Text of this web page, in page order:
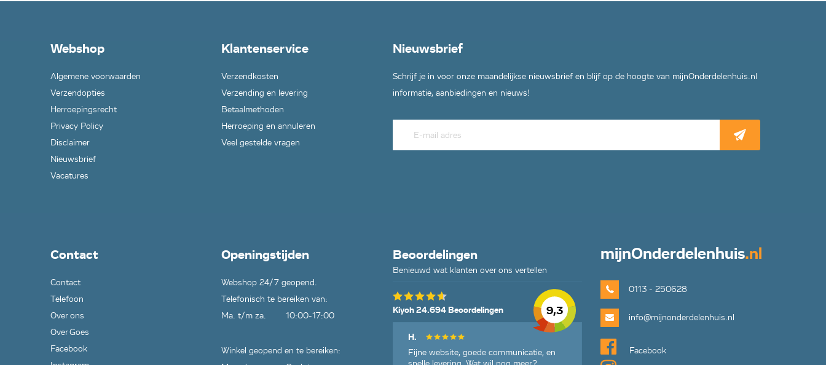
Webshop
Algemene voorwaarden
Verzendopties
Herroepingsrecht
Privacy Policy
Disclaimer
Nieuwsbrief
Vacatures
Klantenservice
Verzendkosten
Verzending en levering
Betaalmethoden
Herroeping en annuleren
Veel gestelde vragen
Nieuwsbrief
Schrijf je in voor onze maandelijkse nieuwsbrief en blijf op de hoogte van mijnOnderdelenhuis.nl
informatie, aanbiedingen en nieuws!
Contact
Contact
Telefoon
Over ons
Over Goes
Facebook
Openingstijden
Webshop 24/7 geopend.
Telefonisch te bereiken van:
Ma. t/m za.
10:00-17:00
Winkel geopend en te bereiken:
Beoordelingen
Benieuwd wat klanten over ons vertellen
9,3
Kiyoh 24.694 Beoordelingen
H.
Fijne website, goede communicatie, en
mijnOnderdelenhuis.nl
0113 - 250628
info@mijnonderdelenhuis.nl
Facebook